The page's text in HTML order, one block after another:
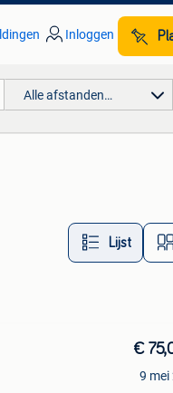
Inloggen
Alle afstanden…
Lijst
€
9 mei